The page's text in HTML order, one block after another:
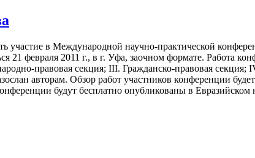
участие в Международной научно-практической
21 февраля 2011 г., в г. Уфа, заочном формате. Работа
правовая секция; III. Гражданско-правовая секция;
авторам. Обзор работ участников конференции
будут бесплатно опубликованы в